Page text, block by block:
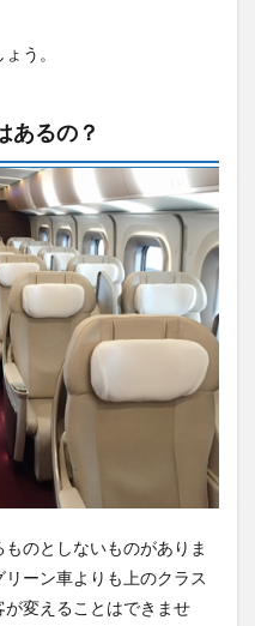
う。
あるの？
のとしないものがありま
ーン車よりも上のクラス
変えることはできませ